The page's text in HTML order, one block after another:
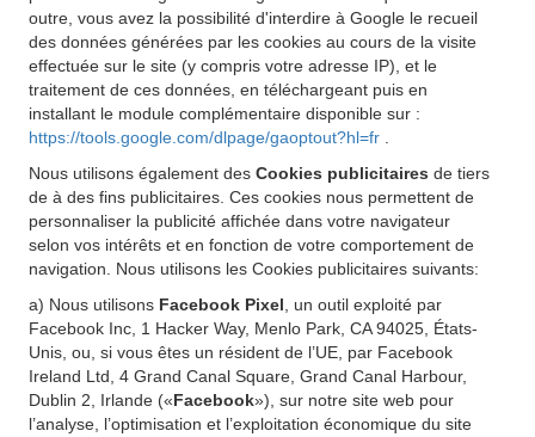
outre, vous avez la possibilité d'interdire à Google le recueil
des données générées par les cookies au cours de la visite
effectuée sur le site (y compris votre adresse IP), et le
traitement de ces données, en téléchargeant puis en
installant le module complémentaire disponible sur :
https://tools.google.com/dlpage/gaoptout?hl=fr
Nous utilisons également des Cookies publicitaires de tiers
de à des fins publicitaires. Ces cookies nous permettent de
personnaliser la publicité affichée dans votre navigateur
selon vos intérêts et en fonction de votre comportement de
navigation. Nous utilisons les Cookies publicitaires suivants:
a) Nous utilisons Facebook Pixel , un outil exploité par
Facebook Inc, 1 Hacker Way, Menlo Park, CA 94025, États-
Unis, ou, si vous êtes un résident de l’UE, par Facebook
Ireland Ltd, 4 Grand Canal Square, Grand Canal Harbour,
Dublin 2, Irlande («Facebook»), sur notre site web pour
l’analyse, l’optimisation et l’exploitation économique du site